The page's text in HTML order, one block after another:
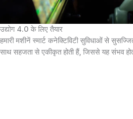
उद्योग 4.0 के लिए तैयार
हमारी मशीनें स्मार्ट कनेक्टिविटी सुविधाओं से
साथ सहजता से एकीकृत होती हैं, जिससे यह संभव